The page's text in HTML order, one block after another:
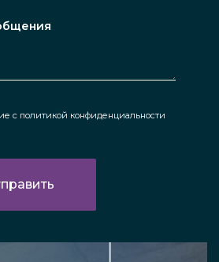
с политикой конфиденциальности